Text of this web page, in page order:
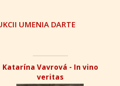
UMENIA DARTE
Katarína Vavrová - In vino
veritas